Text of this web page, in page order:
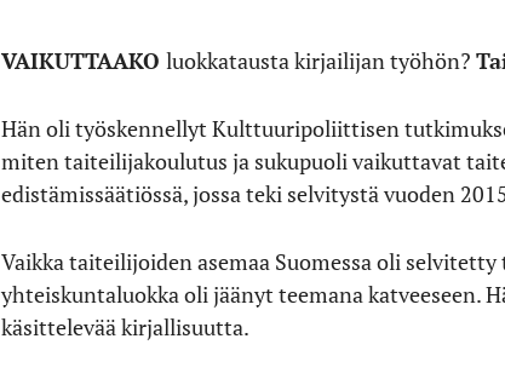
VAIKUTTAAKO luokkatausta kirjailijan työhön?
Hän oli työskennellyt Kulttuuripoliittisen
miten taiteilijakoulutus ja sukupuoli vaikuttavat
edistämissäätiössä, jossa teki selvitystä vuoden
Vaikka taiteilijoiden asemaa Suomessa oli
yhteiskuntaluokka oli jäänyt teemana katveeseen.
käsittelevää kirjallisuutta.